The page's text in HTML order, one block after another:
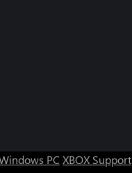
PC XBOX Support